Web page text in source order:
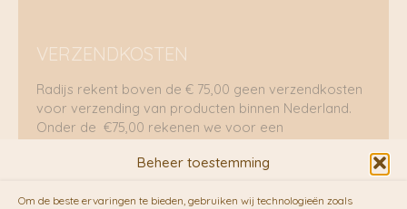
Beheer toestemming
Om de beste ervaringen te bieden, gebruiken wij technologieën zoals
VERZENDKOSTEN
Radijs rekent boven de € 75,00 geen verzendkosten
voor verzending van producten binnen Nederland.
Onder de €75,00 rekenen we voor een